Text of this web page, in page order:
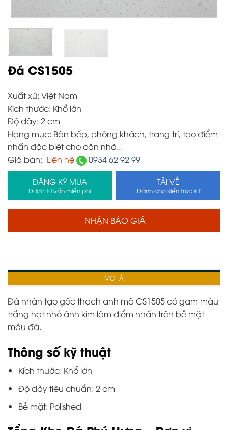
Đá CS1505
Xuất xứ: Việt Nam
Kích thước: Khổ lớn
Độ dày: 2 cm
Hạng mục: Bàn bếp, phòng khách, trang trí, tạo điểm
nhấn đặc biệt cho căn nhà...
Giá bán: Liên hệ 0934 62 92 99
ĐĂNG KÝ MUA
Được tư vấn miễn phí
TẢI VỀ
Dành cho kiến trúc sư
NHẬN BÁO GIÁ
MÔ TẢ
Đá nhân tạo gốc thạch anh mã CS1505 có gam màu
trắng hạt nhỏ ánh kim làm điểm nhấn trên bề mặt
mẫu đá.
Thông số kỹ thuật
Kích thước: Khổ lớn
Độ dày tiêu chuẩn: 2 cm
Bề mặt: Polished